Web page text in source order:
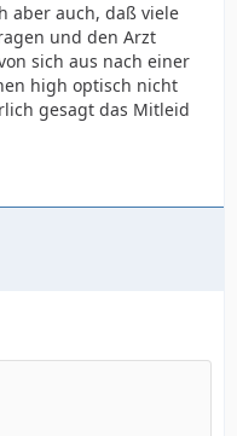
aber auch, daß viele
und den Arzt
sich aus nach einer
high optisch nicht
gesagt das Mitleid